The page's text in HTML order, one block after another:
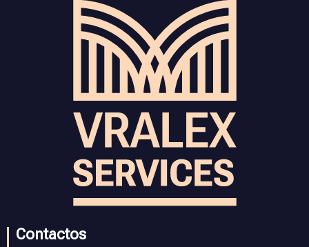
Contactos